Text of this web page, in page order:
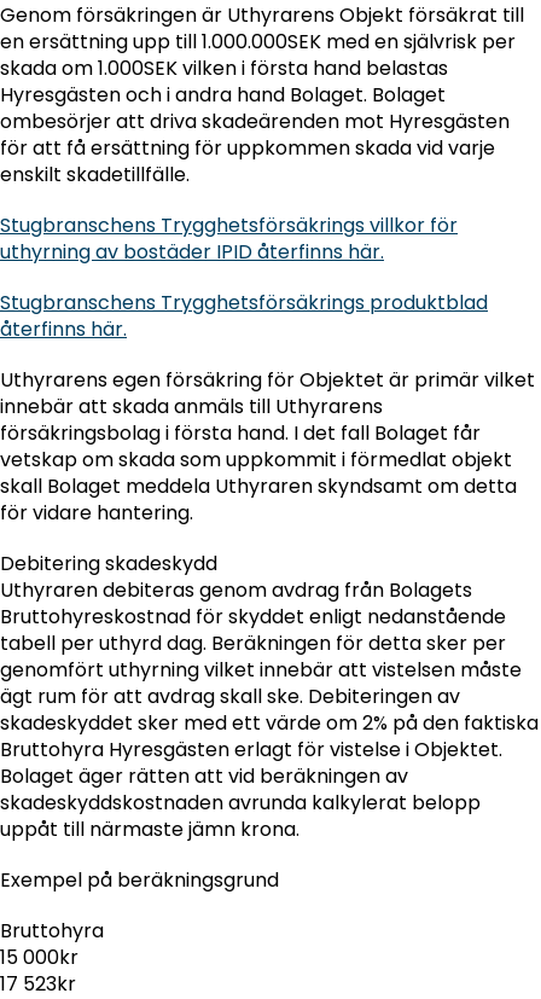
Genom försäkringen är Uthyrarens Objekt försäkrat till
en ersättning upp till 1.000.000SEK med en självrisk per
skada om 1.000SEK vilken i första hand belastas
Hyresgästen och i andra hand Bolaget. Bolaget
ombesörjer att driva skadeärenden mot Hyresgästen
för att få ersättning för uppkommen skada vid varje
enskilt skadetillfälle.
Stugbranschens Trygghetsförsäkrings villkor för
uthyrning av bostäder IPID återfinns här.
Stugbranschens Trygghetsförsäkrings produktblad
återfinns här.
Uthyrarens egen försäkring för Objektet är primär vilket
innebär att skada anmäls till Uthyrarens
försäkringsbolag i första hand. I det fall Bolaget får
vetskap om skada som uppkommit i förmedlat objekt
skall Bolaget meddela Uthyraren skyndsamt om detta
för vidare hantering.
Debitering skadeskydd
Uthyraren debiteras genom avdrag från Bolagets
Bruttohyreskostnad för skyddet enligt nedanstående
tabell per uthyrd dag. Beräkningen för detta sker per
genomfört uthyrning vilket innebär att vistelsen måste
ägt rum för att avdrag skall ske. Debiteringen av
skadeskyddet sker med ett värde om 2% på den faktiska
Bruttohyra Hyresgästen erlagt för vistelse i Objektet.
Bolaget äger rätten att vid beräkningen av
skadeskyddskostnaden avrunda kalkylerat belopp
uppåt till närmaste jämn krona.
Exempel på beräkningsgrund
Bruttohyra
15 000kr
17 523kr